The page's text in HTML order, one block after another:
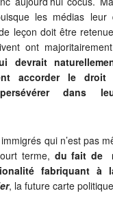
les médias
leçon doit être
ont
devrait
accorder le
dans
qui n’est pas
terme, du fait de
fabriquant à
, la future carte